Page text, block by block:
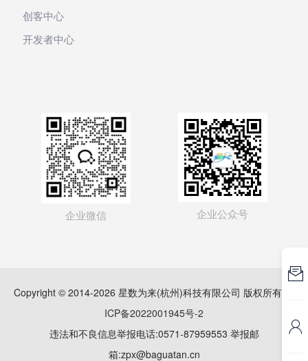
创客中心
开发者中心
企业微信 企业公众号
Copyright © 2014-2026 星数为来(杭州)科技有限公司 版权所有
ICP备2022001945号-2
违法和不良信息举报电话:0571-87959553 举报邮
箱:zpx@baguatan.cn

